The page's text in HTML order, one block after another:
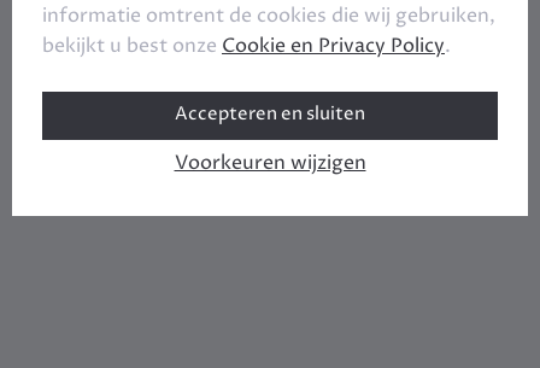
informatie omtrent de cookies die wij gebruiken,
bekijkt u best onze Cookie en Privacy Policy.
Accepteren en sluiten
Voorkeuren wijzigen